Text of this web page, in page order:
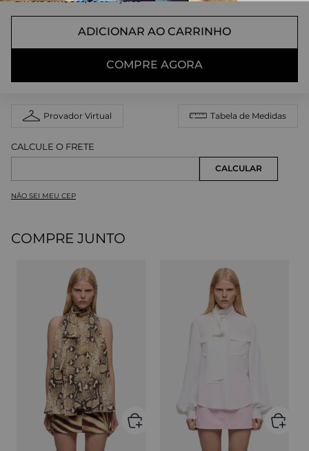
ADICIONAR AO CARRINHO
COMPRE AGORA
Provador Virtual Tabela de Medidas
NÃO SEI MEU CEP
COMPRE JUNTO